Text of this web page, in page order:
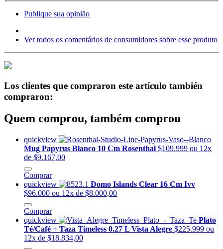
Publique sua opinião
Ver todos os comentários de consumidores sobre esse produto
Los clientes que compraron este artículo también
compraron:
Quem comprou, também comprou
quickview
Mug Papyrus Blanco 10 Cm Rosenthal $109.999 ou 12x
de $9.167,00
Comprar
quickview
Domo Islands Clear 16 Cm Ivv
$96.000 ou 12x de $8.000,00
Comprar
quickview
Plato
Té/Café + Taza Timeless 0.27 L Vista Alegre $225.999 ou
12x de $18.834,00